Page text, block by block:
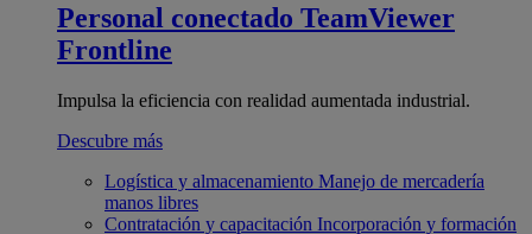
Personal conectado TeamViewer
Frontline
Impulsa la eficiencia con realidad aumentada industrial.
Descubre más
Logística y almacenamiento Manejo de mercadería
manos libres
Contratación y capacitación Incorporación y formación